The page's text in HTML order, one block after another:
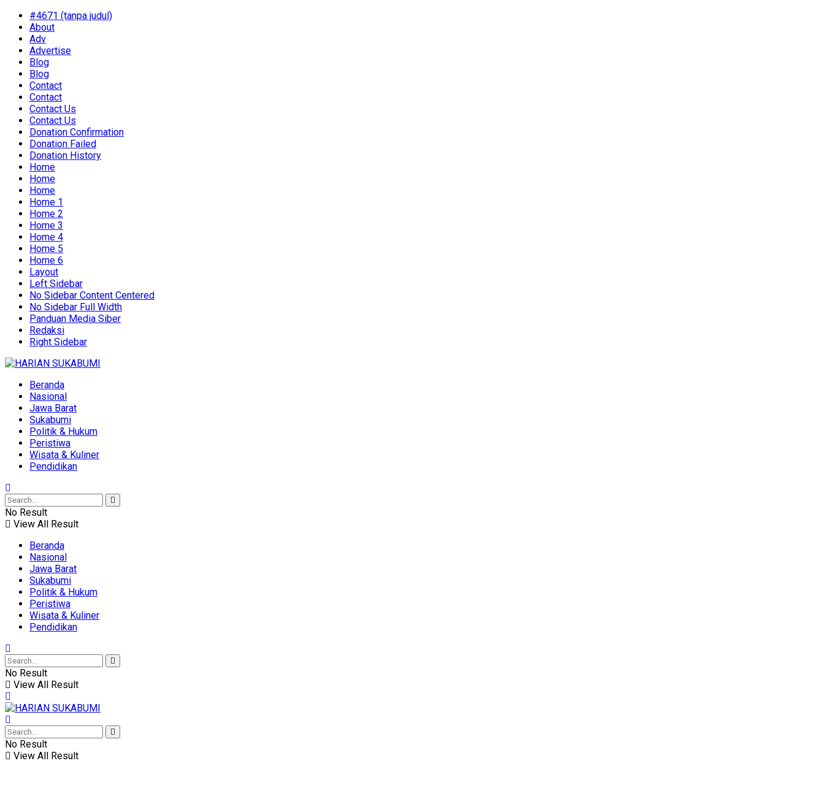
#4671 (tanpa judul)
About
Adv
Advertise
Blog
Blog
Contact
Contact
Contact Us
Contact Us
Donation Confirmation
Donation Failed
Donation History
Home
Home
Home
Home 1
Home 2
Home 3
Home 4
Home 5
Home 6
Layout
Left Sidebar
No Sidebar Content Centered
No Sidebar Full Width
Panduan Media Siber
Redaksi
Right Sidebar
Beranda
Nasional
Jawa Barat
Sukabumi
Politik & Hukum
Peristiwa
Wisata & Kuliner
Pendidikan
No Result
View All Result
Beranda
Nasional
Jawa Barat
Sukabumi
Politik & Hukum
Peristiwa
Wisata & Kuliner
Pendidikan
No Result
View All Result
No Result
View All Result